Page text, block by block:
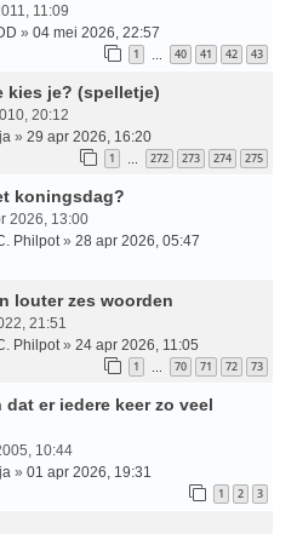
11:09
» 04 mei 2026, 22:57
1 … 40 41 42 43
kies je? (spelletje)
20:12
» 29 apr 2026, 16:20
1 … 272 273 274 275
koningsdag?
2026, 13:00
Philpot » 28 apr 2026, 05:47
louter zes woorden
21:51
Philpot » 24 apr 2026, 11:05
1 … 70 71 72 73
er iedere keer zo veel
10:44
» 01 apr 2026, 19:31
1 2 3